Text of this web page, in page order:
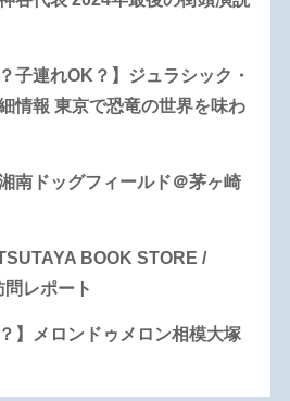
子連れOK？】ジュラシック・
情報 東京で恐竜の世界を味わ
南ドッグフィールド＠茅ヶ崎
BOOK STORE /
レポート
】メロンドゥメロン相模大塚